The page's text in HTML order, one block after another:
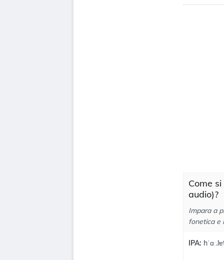
Come
audio)?
Impara a
fonetica e
IPA: